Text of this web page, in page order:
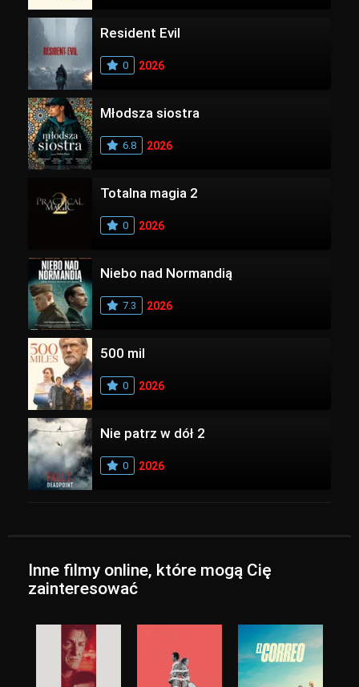
Resident Evil
0 2026
Młodsza siostra
6.8 2026
Totalna magia 2
0 2026
Niebo nad Normandią
7.3 2026
500 mil
0 2026
Nie patrz w dół 2
0 2026
Inne filmy online, które mogą Cię
zainteresować